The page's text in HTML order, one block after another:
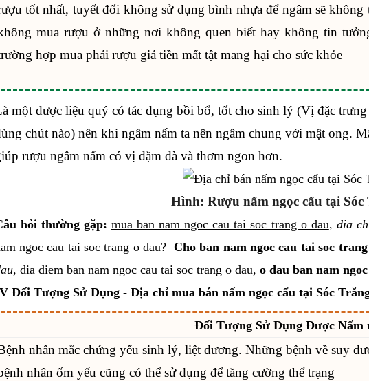
tốt nhất, tuyết đối không sử dụng bình nhựa để ngâm sẽ
mua rượu ở những nơi không quen biết hay không tin
hợp mua phải rượu giả tiền mất tật mang hại cho sức khỏe
một dược liệu quý có tác dụng bồi bổ, tốt cho sinh lý (Vị đặc
chút nào) nên khi ngâm nấm ta nên ngâm chung với mật ong.
rượu ngâm nấm có vị đặm đà và thơm ngon hơn.
Hình: Rượu nấm ngọc cẩu tại Sóc
hỏi thường gặp: mua ban nam ngoc cau tai soc trang o dau, dia
ngoc cau tai soc trang o dau? Cho ban nam ngoc cau tai soc
, dia diem ban nam ngoc cau tai soc trang o dau, o dau ban nam
Đối Tượng Sử Dụng - Địa chỉ mua bán nấm ngọc cẩu tại Sóc
Đối Tượng Sử Dụng Được Nấm
nhân mắc chứng yếu sinh lý, liệt dương. Những bệnh về suy
nhân ốm yếu cũng có thể sử dụng để tăng cường thể trạng